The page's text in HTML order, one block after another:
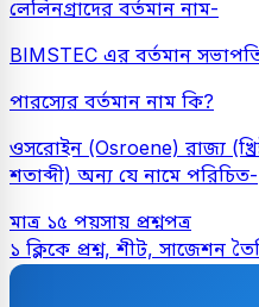
লেলিনগ্রাদের বর্তমান নাম-
BIMSTEC এর বর্তমান
পারস্যের বর্তমান নাম কি?
ওসরোইন (Osroene) রাজ্য
শতাব্দী) অন্য যে নামে পরিচিত-
মাত্র ১৫ পয়সায় প্রশ্নপত্র
১ ক্লিকে প্রশ্ন, শীট, সাজেশন